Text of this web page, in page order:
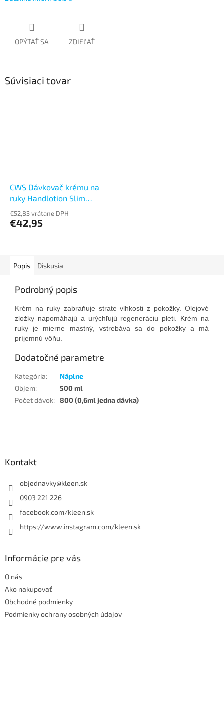
OPÝTAŤ SA ZDIEĽAŤ
Súvisiaci tovar
CWS Dávkovač krému na
ruky Handlotion Slim
€52,83 vrátane DPH
€42,95
Popis Diskusia
Podrobný popis
Krém na ruky zabraňuje strate vlhkosti z pokožky. Olejové
zložky napomáhajú a urýchľujú regeneráciu pleti. Krém na
ruky je mierne mastný, vstrebáva sa do pokožky a má
príjemnú vôňu.
Dodatočné parametre
Kategória:
Náplne
Objem:
500 ml
Počet dávok: 800 (0,6ml jedna dávka)
Kontakt
objednavky@kleen.sk
0903 221 226
facebook.com/kleen.sk
https://www.instagram.com/kleen.sk
Informácie pre vás
O nás
Ako nakupovať
Obchodné podmienky
Podmienky ochrany osobných údajov